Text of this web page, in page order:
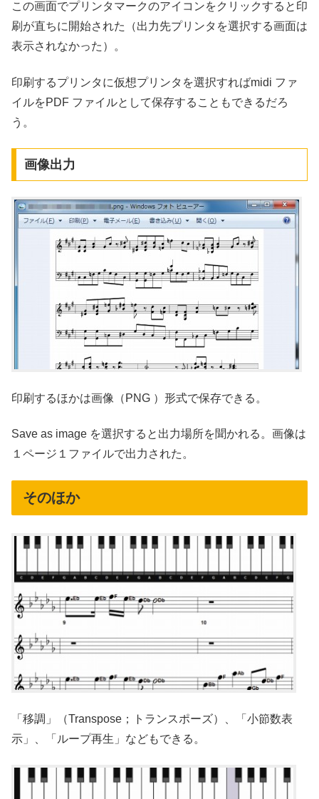
この画面でプリンタマークのアイコンをクリックすると印
刷が直ちに開始された（出力先プリンタを選択する画面は
表示されなかった）。
印刷するプリンタに仮想プリンタを選択すればmidi ファ
イルをPDF ファイルとして保存することもできるだろ
う。
画像出力
印刷するほかは画像（PNG ）形式で保存できる。
Save as image を選択すると出力場所を聞かれる。画像は
１ページ１ファイルで出力された。
そのほか
「移調」（Transpose；トランスポーズ）、「小節数表
示」、「ループ再生」などもできる。